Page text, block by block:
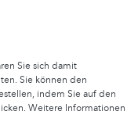
Sie sich damit
Sie können den
indem Sie auf den
Weitere Informationen